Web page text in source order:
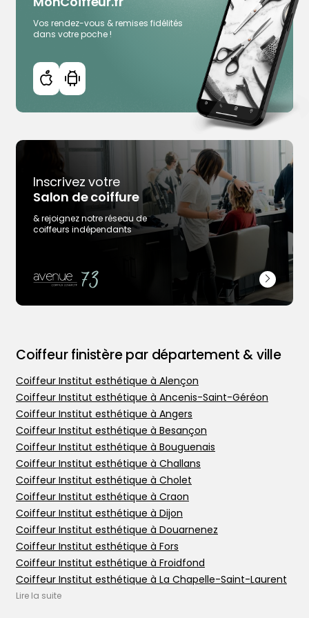
Trouver votre coiffeur
L’application
Ajouter votre salon
Plus d'infos Rendez-vous en ligne
Voir la page des coiffeurs de Douarnenez
Vos rendez-vous & remises fidélités
dans votre poche !
Inscrivez votre
Salon de coiffure
& rejoignez notre réseau de
coiffeurs indépendants
Coiffeur finistère par département & ville
Coiffeur Institut esthétique à Alençon
Coiffeur Institut esthétique à Ancenis-Saint-Géréon
Coiffeur Institut esthétique à Angers
Coiffeur Institut esthétique à Besançon
Coiffeur Institut esthétique à Bouguenais
Coiffeur Institut esthétique à Challans
Coiffeur Institut esthétique à Cholet
Coiffeur Institut esthétique à Craon
Coiffeur Institut esthétique à Dijon
Coiffeur Institut esthétique à Douarnenez
Coiffeur Institut esthétique à Fors
Coiffeur Institut esthétique à Froidfond
Coiffeur Institut esthétique à La Chapelle-Saint-Laurent
Coiffeur Institut esthétique à La Chapelle-sur-Erdre
Lire la suite